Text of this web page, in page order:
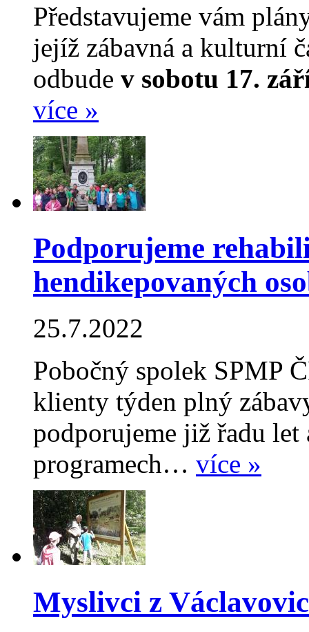
Představujeme vám
jejíž zábavná a kulturní
odbude v sobotu 17.
více »
Podporujeme
hendikepovaných
25.7.2022
Pobočný spolek SPMP
klienty týden plný
podporujeme již řadu let
programech… více »
Myslivci z